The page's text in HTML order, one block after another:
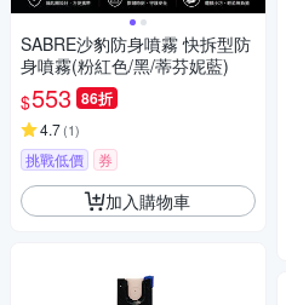
SABRE沙豹防身噴霧 快拆型防
身噴霧(粉紅色/黑/蒂芬妮藍)
$553 86折
4.7(1)
挑戰低價 券
加入購物車